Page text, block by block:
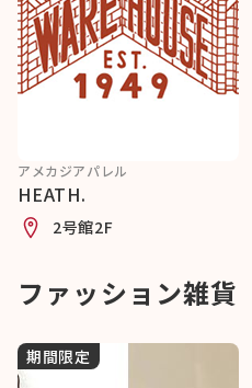
アメカジアパレル
HEATH.
2号館2F
ファッション雑貨
期間限定